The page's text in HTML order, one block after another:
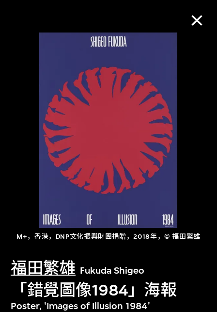
M+，香港，DNP文化振興財團捐贈，2018年，© 福田繁雄
福田繁雄 Fukuda Shigeo
「錯覺圖像1984」海報
Poster, 'Images of Illusion 1984'
M+藏品
进一步筛选
关于M+藏品
探索世界顶级的二十及二十一世纪视觉